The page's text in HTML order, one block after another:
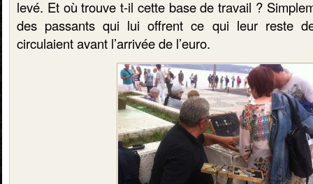
levé. Et où trouve t-il cette base de travail ?
des passants qui lui offrent ce qui leur reste
circulaient avant l’arrivée de l’euro.